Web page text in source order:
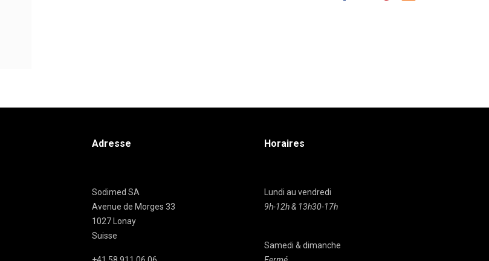
Adresse
Sodimed SA
Avenue de Morges 33
1027 Lonay
Suisse
Horaires
Lundi au vendredi
9h-12h & 13h30-17h
Samedi & dimanche